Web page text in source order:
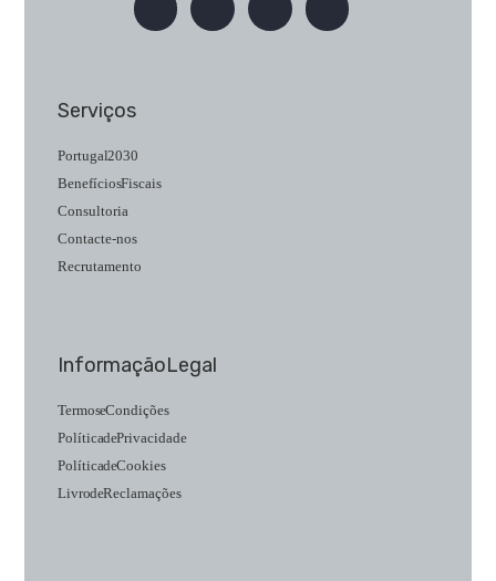
Serviços
Portugal 2030
Benefícios Fiscais
Consultoria
Contacte-nos
Recrutamento
Informação Legal
Termos e Condições
Política de Privacidade
Política de Cookies
Livro de Reclamações